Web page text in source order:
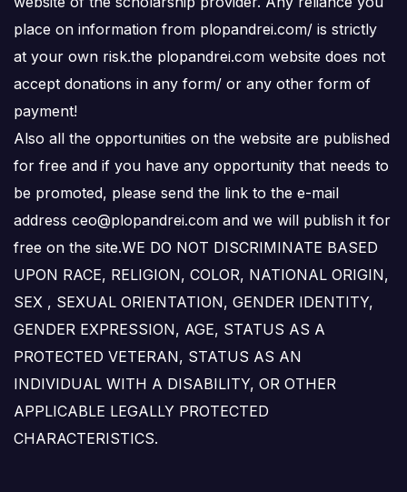
place on information from plopandrei.com/ is strictly
at your own risk.the plopandrei.com website does not
accept donations in any form/ or any other form of
payment!
Also all the opportunities on the website are published
for free and if you have any opportunity that needs to
be promoted, please send the link to the e-mail
address ceo@plopandrei.com and we will publish it for
free on the site.WE DO NOT DISCRIMINATE BASED
UPON RACE, RELIGION, COLOR, NATIONAL ORIGIN,
SEX , SEXUAL ORIENTATION, GENDER IDENTITY,
GENDER EXPRESSION, AGE, STATUS AS A
PROTECTED VETERAN, STATUS AS AN
INDIVIDUAL WITH A DISABILITY, OR OTHER
APPLICABLE LEGALLY PROTECTED
CHARACTERISTICS.